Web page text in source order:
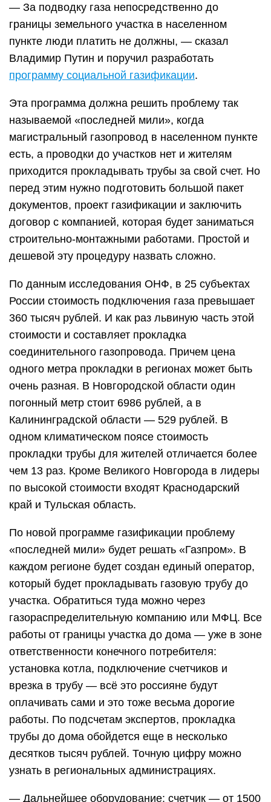
— За подводку газа непосредственно до
границы земельного участка в населенном
пункте люди платить не должны, — сказал
Владимир Путин и поручил разработать
программу социальной газификации.
Эта программа должна решить проблему так
называемой «последней мили», когда
магистральный газопровод в населенном пункте
есть, а проводки до участков нет и жителям
приходится прокладывать трубы за свой счет. Но
перед этим нужно подготовить большой пакет
документов, проект газификации и заключить
договор с компанией, которая будет заниматься
строительно-монтажными работами. Простой и
дешевой эту процедуру назвать сложно.
По данным исследования ОНФ, в 25 субъектах
России стоимость подключения газа превышает
360 тысяч рублей. И как раз львиную часть этой
стоимости и составляет прокладка
соединительного газопровода. Причем цена
одного метра прокладки в регионах может быть
очень разная. В Новгородской области один
погонный метр стоит 6986 рублей, а в
Калининградской области — 529 рублей. В
одном климатическом поясе стоимость
прокладки трубы для жителей отличается более
чем 13 раз. Кроме Великого Новгорода в лидеры
по высокой стоимости входят Краснодарский
край и Тульская область.
По новой программе газификации проблему
«последней мили» будет решать «Газпром». В
каждом регионе будет создан единый оператор,
который будет прокладывать газовую трубу до
участка. Обратиться туда можно через
газораспределительную компанию или МФЦ. Все
работы от границы участка до дома — уже в зоне
ответственности конечного потребителя:
установка котла, подключение счетчиков и
врезка в трубу — всё это россияне будут
оплачивать сами и это тоже весьма дорогие
работы. По подсчетам экспертов, прокладка
трубы до дома обойдется еще в несколько
десятков тысяч рублей. Точную цифру можно
узнать в региональных администрациях.
— Дальнейшее оборудование: счетчик — от 1500